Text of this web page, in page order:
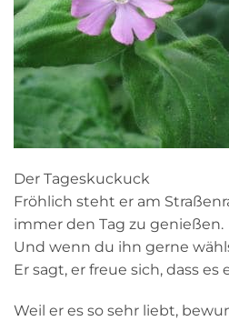
Der Tageskuckuck
Fröhlich steht er am
immer den Tag zu genießen.
Und wenn du ihn gerne
Er sagt, er freue sich, dass es
Weil er es so sehr liebt,